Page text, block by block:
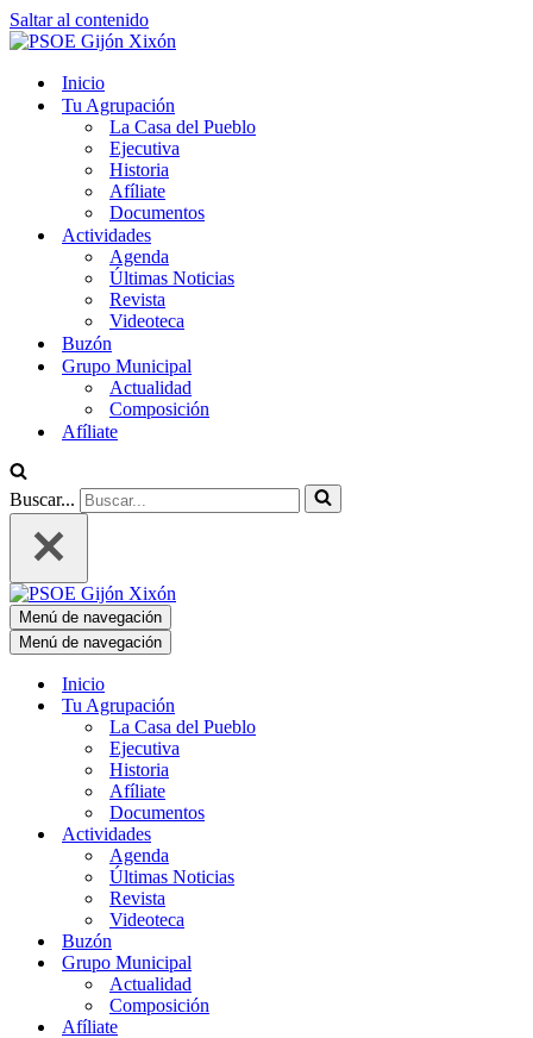
Saltar al contenido
Inicio
Tu Agrupación
La Casa del Pueblo
Ejecutiva
Historia
Afíliate
Documentos
Actividades
Agenda
Últimas Noticias
Revista
Videoteca
Buzón
Grupo Municipal
Actualidad
Composición
Afíliate
Buscar...
Menú de navegación
Menú de navegación
Inicio
Tu Agrupación
La Casa del Pueblo
Ejecutiva
Historia
Afíliate
Documentos
Actividades
Agenda
Últimas Noticias
Revista
Videoteca
Buzón
Grupo Municipal
Actualidad
Composición
Afíliate